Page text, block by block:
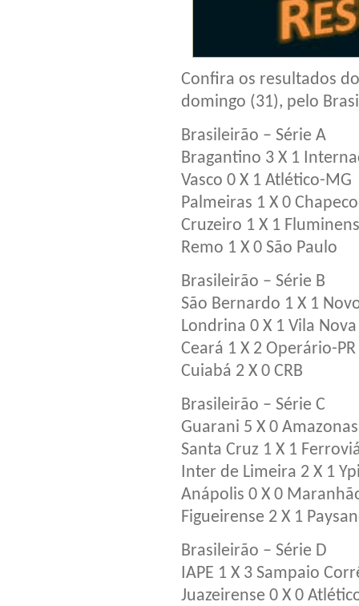
Confira os resultados
domingo (31), pelo
Brasileirão – Série A
Bragantino 3 X 1
Vasco 0 X 1 Atlético-MG
Palmeiras 1 X 0
Cruzeiro 1 X 1
Remo 1 X 0 São Paulo
Brasileirão – Série B
São Bernardo 1 X 1
Londrina 0 X 1 Vila Nova
Ceará 1 X 2 Operário-PR
Cuiabá 2 X 0 CRB
Brasileirão – Série C
Guarani 5 X 0 Amazonas
Santa Cruz 1 X 1
Inter de Limeira 2 X 1
Anápolis 0 X 0
Figueirense 2 X 1
Brasileirão – Série D
IAPE 1 X 3 Sampaio
Juazeirense 0 X 0